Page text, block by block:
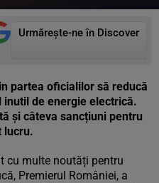
Urmărește-ne în Discover
partea oficialilor să reducă
de energie electrică.
și câteva sancțiuni pentru
lucru.
cu multe noutăți pentru
Premierul României, a